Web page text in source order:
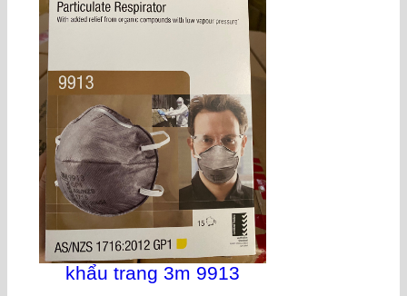
khẩu trang 3m 9913